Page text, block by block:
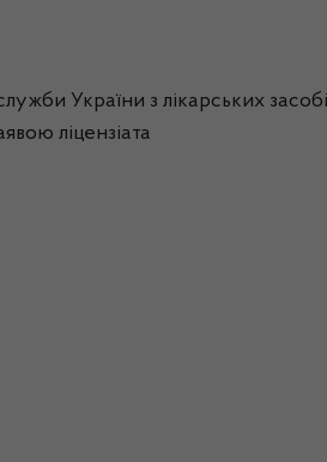
України з лікарських
ліцензіата